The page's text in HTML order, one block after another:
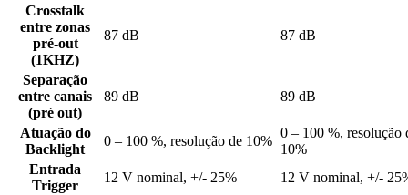
Crosstalk
entre zonas
pré-out
(1KHZ)
87 dB 87 dB
Separação
entre canais
(pré out)
89 dB 89 dB
Atuação do
Backlight
0 – 100 %, resolução de 10%
0 – 100 %, resolução
10%
Entrada
Trigger
12 V nominal, +/- 25%
12 V nominal, +/-